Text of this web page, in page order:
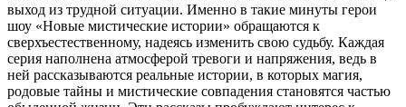
выход из трудной ситуации. Именно в такие минуты герои
шоу «Новые мистические истории» обращаются к
сверхъестественному, надеясь изменить свою судьбу. Каждая
серия наполнена атмосферой тревоги и напряжения, ведь в
ней рассказываются реальные истории, в которых магия,
родовые тайны и мистические совпадения становятся частью